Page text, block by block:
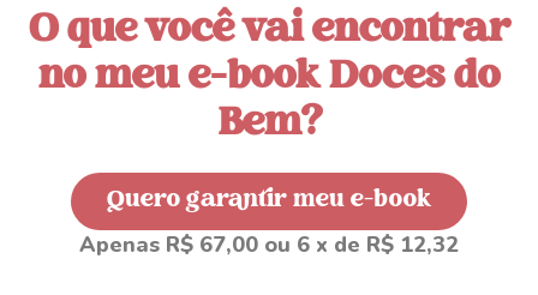
O que você vai encontrar
no meu e-book Doces do
Bem?
Quero garantir meu e-book
Apenas R$ 67,00 ou 6 x de R$ 12,32